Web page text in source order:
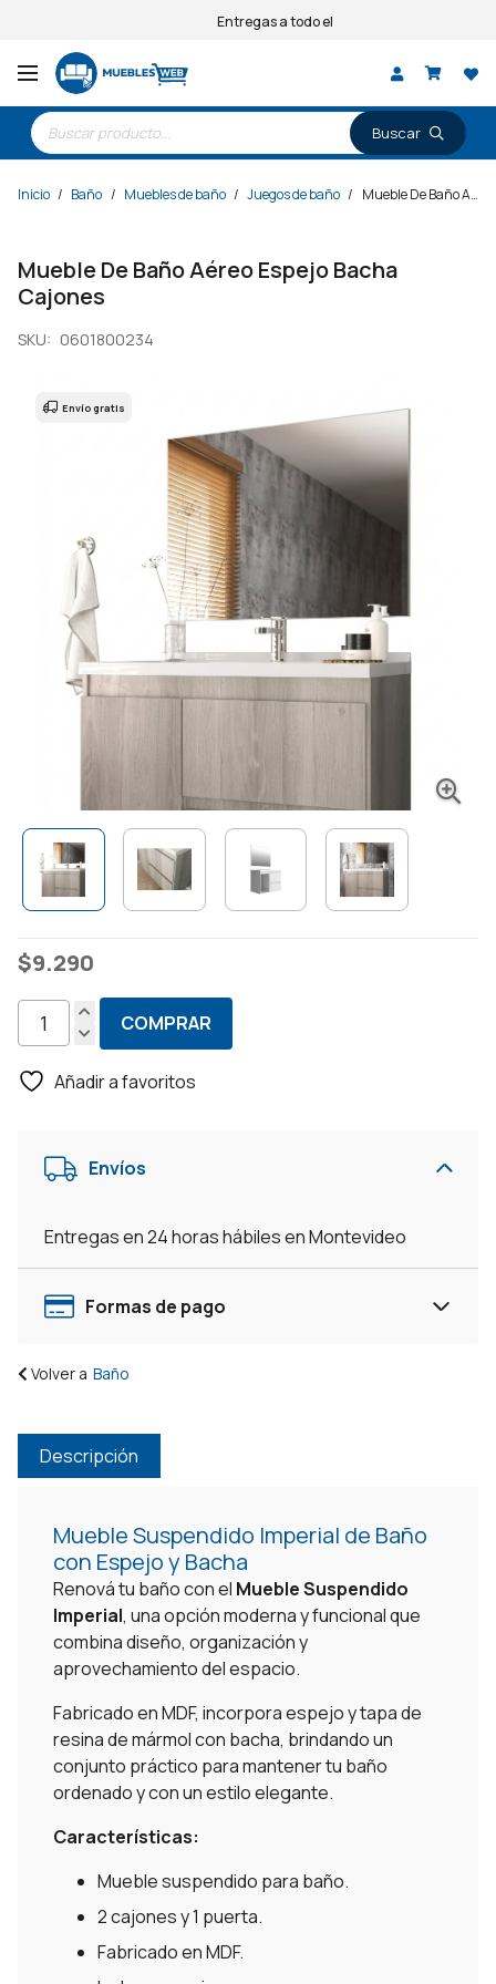
Entregas a todo el país
Búsqueda
de
productos
Inicio / Baño / Muebles de baño / Juegos de baño / Mueble De Baño Aéreo Espejo Bacha Cajones
Mueble De Baño Aéreo Espejo Bacha
Cajones
SKU: 0601800234
Envío gratis
$9.290
Mueble
Baño
Bacha
COMPRAR
Añadir a favoritos
Envíos
Entregas en 24 horas hábiles en Montevideo
Formas de pago
Volver a Baño
Descripción
Mueble Suspendido Imperial de Baño
con Espejo y Bacha
Renová tu baño con el Mueble Suspendido
Imperial, una opción moderna y funcional que
combina diseño, organización y
aprovechamiento del espacio.
Fabricado en MDF, incorpora espejo y tapa de
resina de mármol con bacha, brindando un
conjunto práctico para mantener tu baño
ordenado y con un estilo elegante.
Características:
Mueble suspendido para baño.
2 cajones y 1 puerta.
Fabricado en MDF.